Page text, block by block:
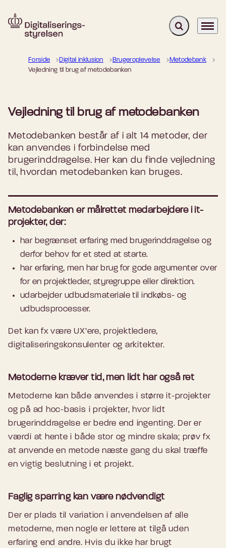
Gå til forsiden Fold søgefelt
Menu
Forside Digital inklusion Brugeroplevelse
Metodebank
Vejledning til brug af metodebanken
Vejledning til brug af metodebanken
Metodebanken består af i alt 14 metoder, der
kan anvendes i forbindelse med
brugerinddragelse. Her kan du finde vejledning
til, hvordan metodebanken kan bruges.
Metodebanken er målrettet medarbejdere i it-
projekter, der:
har begrænset erfaring med brugerinddragelse og
derfor behov for et sted at starte.
har erfaring, men har brug for gode argumenter over
for en projektleder, styregruppe eller direktion.
udarbejder udbudsmateriale til indkøbs- og
udbudsprocesser.
Det kan fx være UX’ere, projektledere,
digitaliseringskonsulenter og arkitekter.
Metoderne kræver tid, men lidt har også ret
Metoderne kan både anvendes i større it-projekter
og på ad hoc-basis i projekter, hvor lidt
brugerinddragelse er bedre end ingenting. Der er
værdi at hente i både stor og mindre skala; prøv fx
at anvende en metode næste gang du skal træffe
en vigtig beslutning i et projekt.
Faglig sparring kan være nødvendigt
Der er plads til variation i anvendelsen af alle
metoderne, men nogle er lettere at tilgå uden
erfaring end andre. Hvis du ikke har brugt